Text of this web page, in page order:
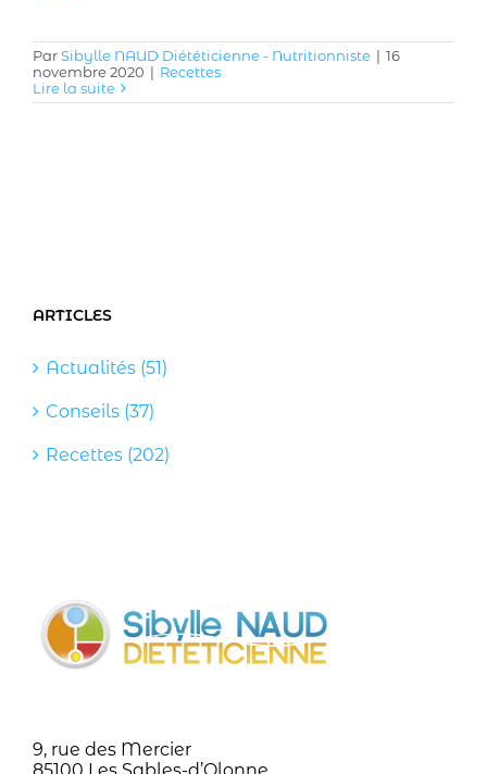
ParSibylle NAUD Diététicienne - Nutritionniste | 16
novembre 2020 | Recettes
Lire la suite
ARTICLES
Actualités (51)
Conseils (37)
Recettes (202)
9, rue des Mercier